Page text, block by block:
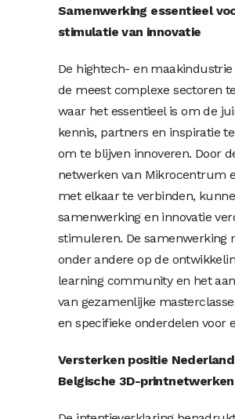
Samenwerking essentieel
stimulatie van innovatie
De hightech- en maakindustrie
de meest complexe sectoren
waar het essentieel is om de
kennis, partners en inspiratie
om te blijven innoveren. Door
netwerken van Mikrocentrum
met elkaar te verbinden,
samenwerking en innovatie
stimuleren. De samenwerking
onder andere op de
learning community en het
van gezamenlijke
en specifieke onderdelen voor
Versterken positie
Belgische 3D-printnetwerken